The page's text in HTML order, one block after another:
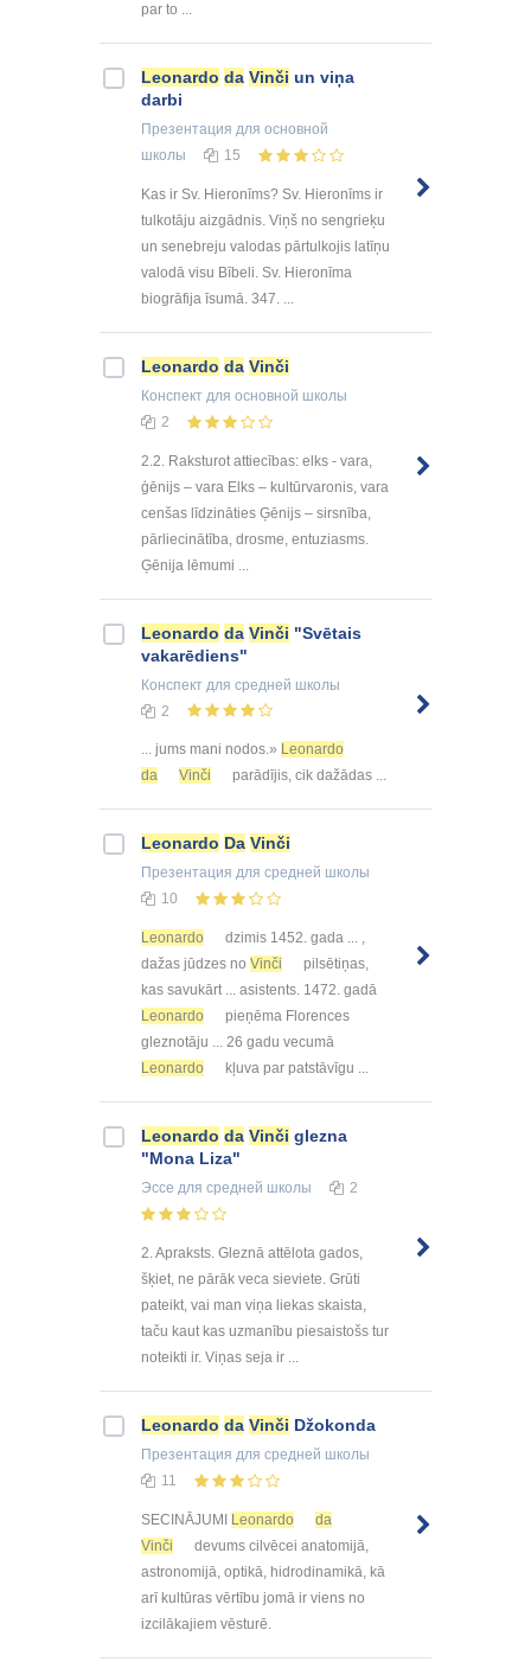
par to ...
Leonardo da Vinči un viņa
darbi
Презентация для основной
школы
15
Kas ir Sv. Hieronīms? Sv. Hieronīms ir
tulkotāju aizgādnis. Viņš no sengrieķu
un senebreju valodas pārtulkojis latīņu
valodā visu Bībeli. Sv. Hieronīma
biogrāfija īsumā. 347. ...
Leonardo da Vinči
Конспект для основной школы
2
2.2. Raksturot attiecības: elks - vara,
ģēnijs – vara Elks – kultūrvaronis, vara
cenšas līdzināties Ģēnijs – sirsnība,
pārliecinātība, drosme, entuziasms.
Ģēnija lēmumi ...
Leonardo da Vinči "Svētais
vakarēdiens"
Конспект для средней школы
2
... jums mani nodos.» Leonardo
da
Vinči parādījis, cik dažādas ...
Leonardo Da Vinči
Презентация для средней школы
10
Leonardo
dzimis 1452. gada ... ,
dažas jūdzes no Vinči
pilsētiņas,
kas savukārt ... asistents. 1472. gadā
Leonardo
pieņēma Florences
gleznotāju ... 26 gadu vecumā
Leonardo
kļuva par patstāvīgu ...
Leonardo da Vinči glezna
"Mona Liza"
Эссе для средней школы 2
2. Apraksts. Gleznā attēlota gados,
šķiet, ne pārāk veca sieviete. Grūti
pateikt, vai man viņa liekas skaista,
taču kaut kas uzmanību piesaistošs tur
noteikti ir. Viņas seja ir ...
Leonardo da Vinči Džokonda
Презентация для средней школы
11
SECINĀJUMI Leonardo
da
Vinči
devums cilvēcei anatomijā,
astronomijā, optikā, hidrodinamikā, kā
arī kultūras vērtību jomā ir viens no
izcilākajiem vēsturē.